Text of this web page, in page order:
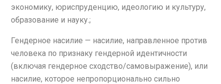
экономику, юриспруденцию, идеологию и культуру,
образование и науку.;
Гендерное насилие — насилие, направленное против
человека по признаку гендерной идентичности
(включая гендерное сходство/самовыражение), или
насилие, которое непропорционально сильно